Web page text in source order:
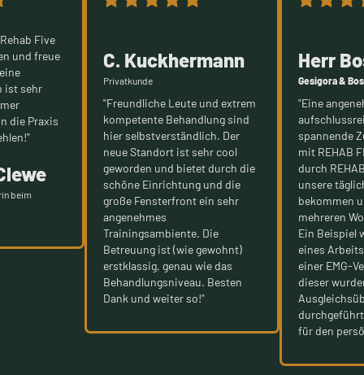
Five
und freue
ist sehr
die Praxis
beim
C. Kuckhermann
Privatkunde
"Freundliche Leute und extrem
kompetente Behandlung sind
hier selbstverständlich. Der
neue Standort ist sehr cool
geworden und bietet durch die
schöne Einrichtung und die
große Fensterfront ein sehr
angenehmes
Trainingsambiente. Die
Betreuung ist (wie gewohnt)
erstklassig, genau wie das
Behandlungsniveau. Besten
Dank und weiter so!"
Herr
Gesigora &
"Eine
spannende
mit REHAB
durch
unsere
bekommen
mehreren
Ein Beispiel
eines
einer EMG-
dieser
für den